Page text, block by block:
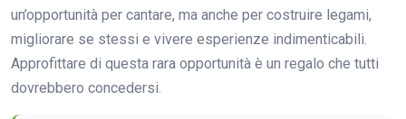
un’opportunità per cantare, ma anche per costruire legami,
migliorare se stessi e vivere esperienze indimenticabili.
Approfittare di questa rara opportunità è un regalo che tutti
dovrebbero concedersi.